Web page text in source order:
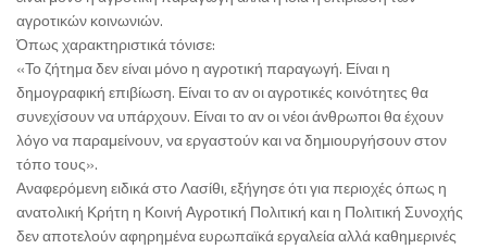
αγροτικών κοινωνιών.
Όπως χαρακτηριστικά τόνισε:
«Το ζήτημα δεν είναι μόνο η αγροτική παραγωγή. Είναι η
δημογραφική επιβίωση. Είναι το αν οι αγροτικές κοινότητες θα
συνεχίσουν να υπάρχουν. Είναι το αν οι νέοι άνθρωποι θα έχουν
λόγο να παραμείνουν, να εργαστούν και να δημιουργήσουν στον
τόπο τους».
Αναφερόμενη ειδικά στο Λασίθι, εξήγησε ότι για περιοχές όπως η
ανατολική Κρήτη η Κοινή Αγροτική Πολιτική και η Πολιτική Συνοχής
δεν αποτελούν αφηρημένα ευρωπαϊκά εργαλεία αλλά καθημερινές